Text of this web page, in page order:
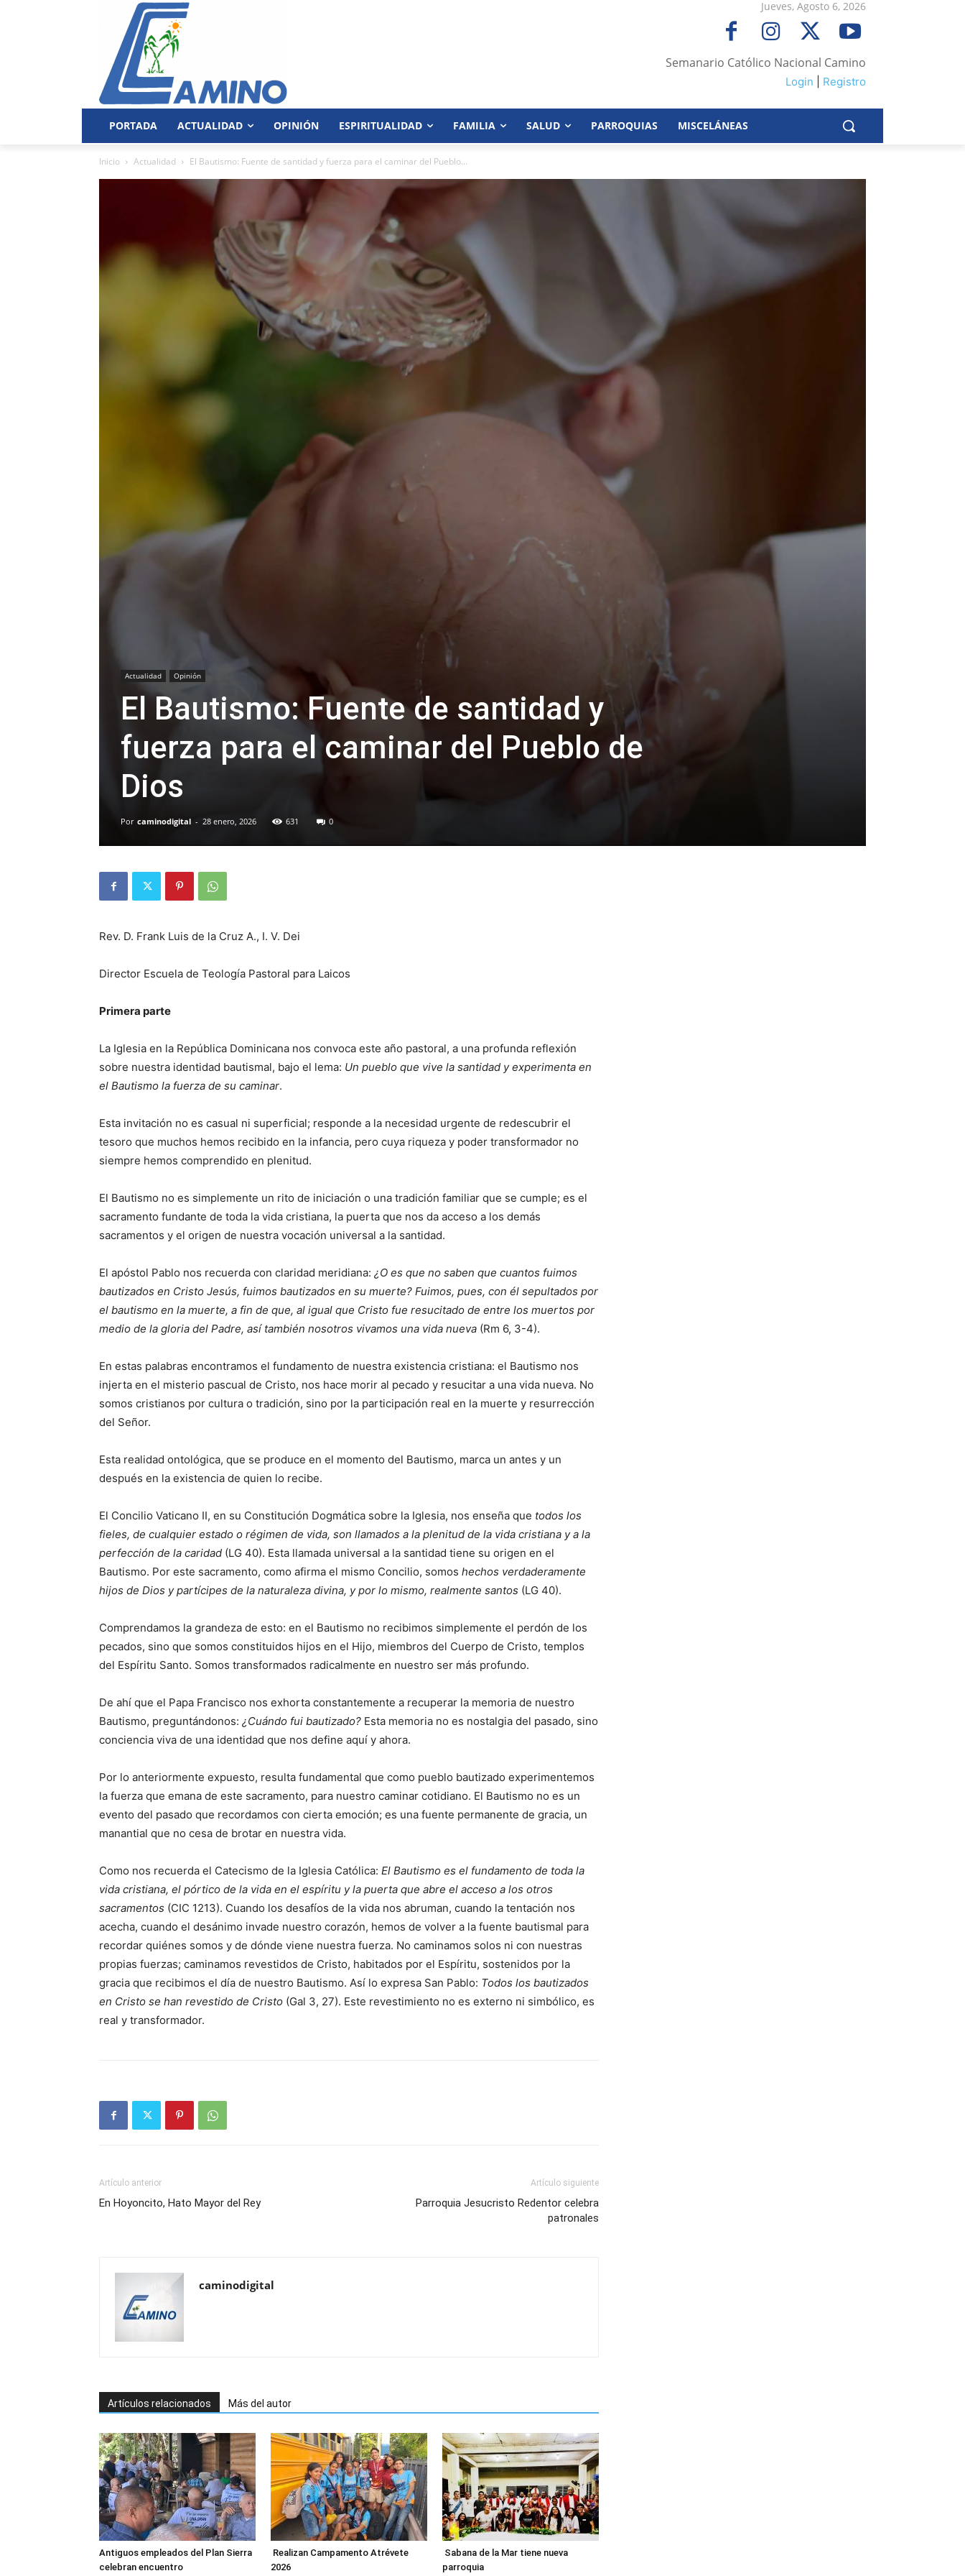
Jueves, Agosto 6, 2026
Semanario Católico Nacional Camino
Login Registro
PORTADA ACTUALIDAD OPINIÓN ESPIRITUALIDAD FAMILIA SALUD PARROQUIAS MISCELÁNEAS
Inicio Actualidad El Bautismo: Fuente de santidad y fuerza para el caminar del Pueblo...
Actualidad Opinión
El Bautismo: Fuente de santidad y
fuerza para el caminar del Pueblo de
Dios
Por caminodigital - 28 enero, 2026 631 0
Rev. D. Frank Luis de la Cruz A., I. V. Dei
Director Escuela de Teología Pastoral para Laicos
Primera parte
La Iglesia en la República Dominicana nos convoca este año pastoral, a una profunda reflexión
sobre nuestra identidad bautismal, bajo el lema: Un pueblo que vive la santidad y experimenta en
el Bautismo la fuerza de su caminar.
Esta invitación no es casual ni superficial; responde a la necesidad urgente de redescubrir el
tesoro que muchos hemos recibido en la infancia, pero cuya riqueza y poder transformador no
siempre hemos comprendido en plenitud.
El Bautismo no es simplemente un rito de iniciación o una tradición familiar que se cumple; es el
sacramento fundante de toda la vida cristiana, la puerta que nos da acceso a los demás
sacramentos y el origen de nuestra vocación universal a la santidad.
El apóstol Pablo nos recuerda con claridad meridiana: ¿O es que no saben que cuantos fuimos
bautizados en Cristo Jesús, fuimos bautizados en su muerte? Fuimos, pues, con él sepultados por
el bautismo en la muerte, a fin de que, al igual que Cristo fue resucitado de entre los muertos por
medio de la gloria del Padre, así también nosotros vivamos una vida nueva (Rm 6, 3-4).
En estas palabras encontramos el fundamento de nuestra existencia cristiana: el Bautismo nos
injerta en el misterio pascual de Cristo, nos hace morir al pecado y resucitar a una vida nueva. No
somos cristianos por cultura o tradición, sino por la participación real en la muerte y resurrección
del Señor.
Esta realidad ontológica, que se produce en el momento del Bautismo, marca un antes y un
después en la existencia de quien lo recibe.
El Concilio Vaticano II, en su Constitución Dogmática sobre la Iglesia, nos enseña que todos los
fieles, de cualquier estado o régimen de vida, son llamados a la plenitud de la vida cristiana y a la
perfección de la caridad (LG 40). Esta llamada universal a la santidad tiene su origen en el
Bautismo. Por este sacramento, como afirma el mismo Concilio, somos hechos verdaderamente
hijos de Dios y partícipes de la naturaleza divina, y por lo mismo, realmente santos (LG 40).
Comprendamos la grandeza de esto: en el Bautismo no recibimos simplemente el perdón de los
pecados, sino que somos constituidos hijos en el Hijo, miembros del Cuerpo de Cristo, templos
del Espíritu Santo. Somos transformados radicalmente en nuestro ser más profundo.
De ahí que el Papa Francisco nos exhorta constantemente a recuperar la memoria de nuestro
Bautismo, preguntándonos: ¿Cuándo fui bautizado? Esta memoria no es nostalgia del pasado, sino
conciencia viva de una identidad que nos define aquí y ahora.
Por lo anteriormente expuesto, resulta fundamental que como pueblo bautizado experimentemos
la fuerza que emana de este sacramento, para nuestro caminar cotidiano. El Bautismo no es un
evento del pasado que recordamos con cierta emoción; es una fuente permanente de gracia, un
manantial que no cesa de brotar en nuestra vida.
Como nos recuerda el Catecismo de la Iglesia Católica: El Bautismo es el fundamento de toda la
vida cristiana, el pórtico de la vida en el espíritu y la puerta que abre el acceso a los otros
sacramentos (CIC 1213). Cuando los desafíos de la vida nos abruman, cuando la tentación nos
acecha, cuando el desánimo invade nuestro corazón, hemos de volver a la fuente bautismal para
recordar quiénes somos y de dónde viene nuestra fuerza. No caminamos solos ni con nuestras
propias fuerzas; caminamos revestidos de Cristo, habitados por el Espíritu, sostenidos por la
gracia que recibimos el día de nuestro Bautismo. Así lo expresa San Pablo: Todos los bautizados
en Cristo se han revestido de Cristo (Gal 3, 27). Este revestimiento no es externo ni simbólico, es
real y transformador.
Artículo anterior
En Hoyoncito, Hato Mayor del Rey
Artículo siguiente
Parroquia Jesucristo Redentor celebra
patronales
caminodigital
Artículos relacionados Más del autor
Antiguos empleados del Plan Sierra
celebran encuentro
Realizan Campamento Atrévete
2026
Sabana de la Mar tiene nueva
parroquia